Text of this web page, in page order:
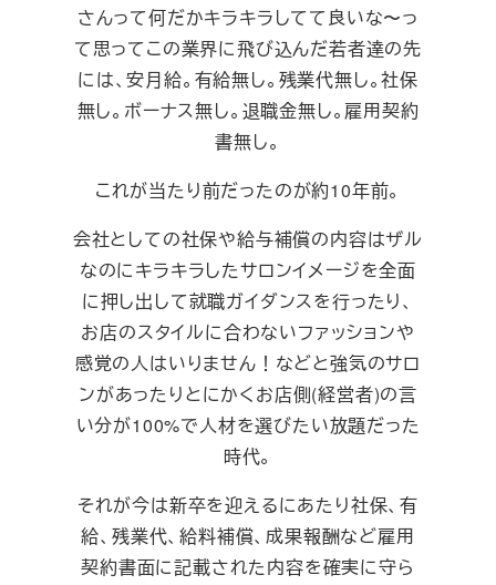
さんって何だかキラキラしてて良いな〜っ
て思ってこの業界に飛び込んだ若者達の先
には、安月給。有給無し。残業代無し。社保
無し。ボーナス無し。退職金無し。雇用契約
書無し。
これが当たり前だったのが約10年前。
会社としての社保や給与補償の内容はザル
なのにキラキラしたサロンイメージを全面
に押し出して就職ガイダンスを行ったり、
お店のスタイルに合わないファッションや
感覚の人はいりません！などと強気のサロ
ンがあったりとにかくお店側(経営者)の言
い分が100%で人材を選びたい放題だった
時代。
それが今は新卒を迎えるにあたり社保、有
給、残業代、給料補償、成果報酬など雇用
契約書面に記載された内容を確実に守ら